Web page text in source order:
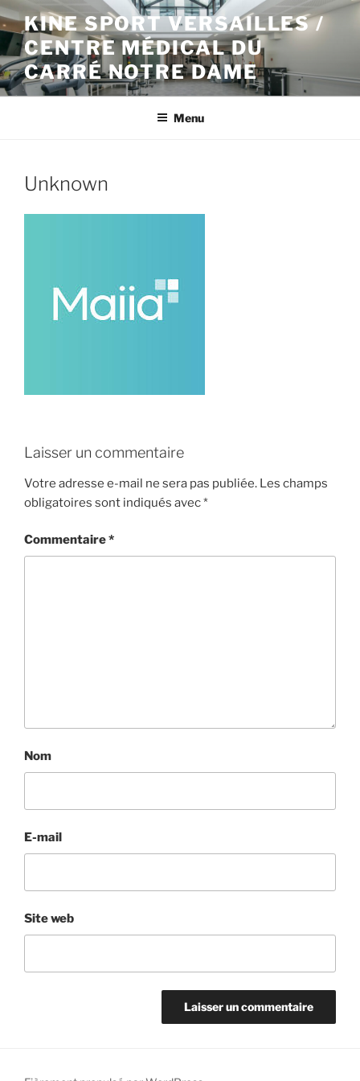
Aller
au
contenu
principal
KINE SPORT VERSAILLES /
CENTRE MÉDICAL DU
CARRÉ NOTRE DAME
Menu
Unknown
Laisser un commentaire
Votre adresse e-mail ne sera pas publiée. Les champs
obligatoires sont indiqués avec*
Commentaire*
Nom
E-mail
Site web